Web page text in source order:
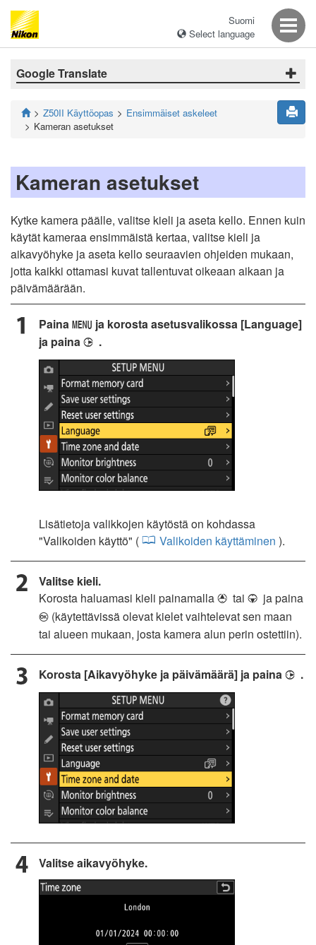
Suomi
Select language
Google Translate
Z50II Käyttöopas
Ensimmäiset askeleet
Kameran asetukset
Kameran asetukset
Kytke kamera päälle, valitse kieli ja aseta kello. Ennen kuin
käytät kameraa ensimmäistä kertaa, valitse kieli ja
aikavyöhyke ja aseta kello seuraavien ohjeiden mukaan,
jotta kaikki ottamasi kuvat tallentuvat oikeaan aikaan ja
päivämäärään.
Paina G ja korosta asetusvalikossa [Language]
ja paina 2 .
Lisätietoja valikkojen käytöstä on kohdassa
"Valikoiden käyttö" (
Valikoiden käyttäminen ).
Valitse kieli.
Korosta haluamasi kieli painamalla 1 tai 3 ja paina
J (käytettävissä olevat kielet vaihtelevat sen maan
tai alueen mukaan, josta kamera alun perin ostettiin).
Korosta [Aikavyöhyke ja päivämäärä] ja paina 2 .
Valitse aikavyöhyke.